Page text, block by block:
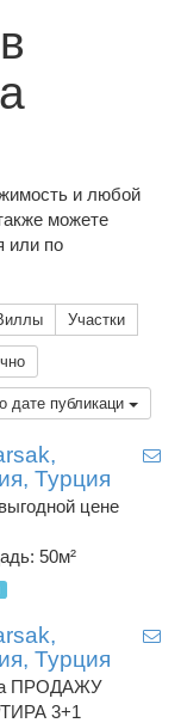
и любой
можете
или по
Участки
дате публикаци
Турция
цене
50м²
Турция
ПРОДАЖУ
3+1